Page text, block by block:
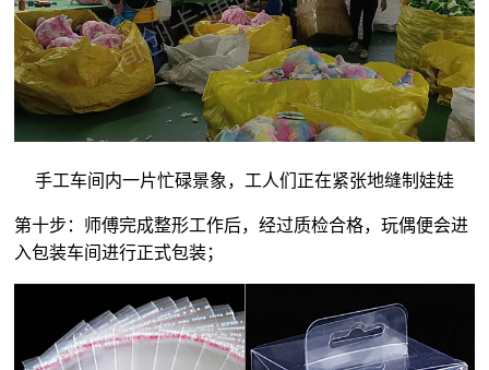
手工车间内一片忙碌景象，工人们正在紧张地缝制娃娃
第十步：师傅完成整形工作后，经过质检合格，玩偶便会进
入包装车间进行正式包装；